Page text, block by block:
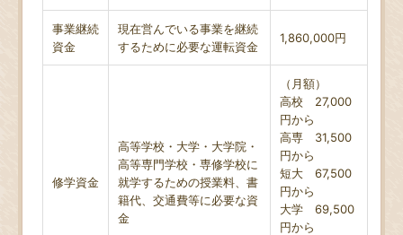
事業継続
資金
現在営んでいる事業を継続
するために必要な運転資金
1,860,000円
修学資金
高等学校・大学・大学院・
高等専門学校・専修学校に
就学するための授業料、書
籍代、交通費等に必要な資
金
（月額）
高校 27,000
円から
高専 31,500
円から
短大 67,500
円から
大学 69,500
円から